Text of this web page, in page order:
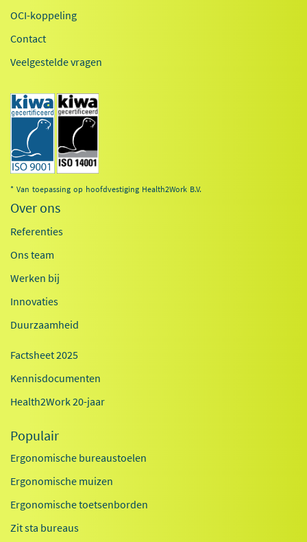
OCI-koppeling
Contact
Veelgestelde vragen
* Van toepassing op hoofdvestiging Health2Work B.V.
Over ons
Referenties
Ons team
Werken bij
Innovaties
Duurzaamheid
Factsheet 2025
Kennisdocumenten
Health2Work 20-jaar
Populair
Ergonomische bureaustoelen
Ergonomische muizen
Ergonomische toetsenborden
Zit sta bureaus